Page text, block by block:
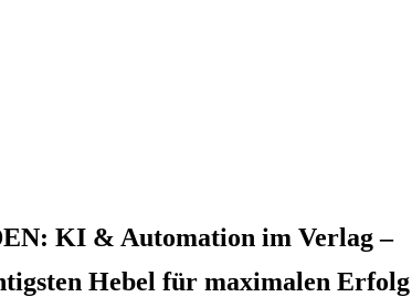
KI & Automation im Verlag –
Hebel für maximalen Erfolg